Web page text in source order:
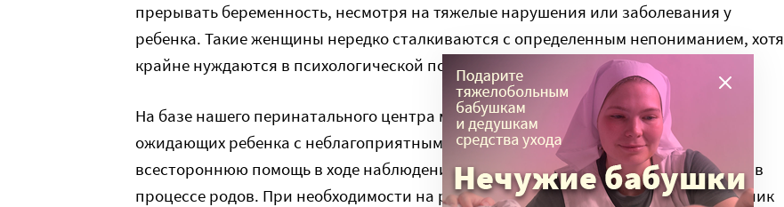
прерывать беременность, несмотря на тяжелые нарушения или заболевания у
ребенка. Такие женщины нередко сталкиваются с определенным непониманием, хотя
крайне нуждаются в психологической поддержке.
На базе нашего перинатального центра мы начали совместный проект для семей,
ожидающих ребенка с неблагоприятным прогнозом. Его задача – оказать
всестороннюю помощь в ходе наблюдения по такой беременности, и поддержать в
процессе родов. При необходимости на родах присутствует психолог или сотрудник